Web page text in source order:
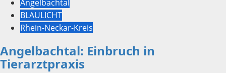
Angelbachtal
BLAULICHT
Rhein-Neckar-Kreis
Angelbachtal: Einbruch in
Tierarztpraxis